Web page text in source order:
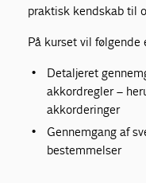
praktisk kendskab til
På kurset vil følgende
Detaljeret
akkordregler –
akkorderinger
Gennemgang af
bestemmelser